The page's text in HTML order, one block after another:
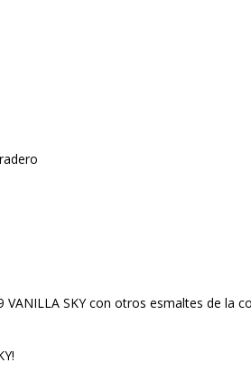
SKY con otros esmaltes de la